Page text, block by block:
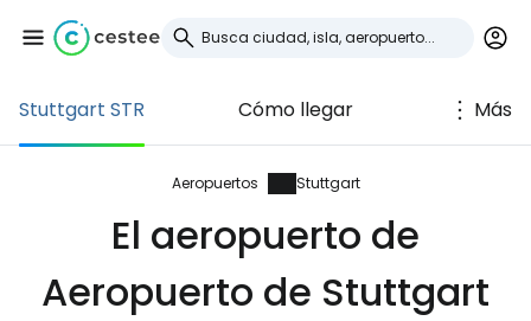
Stuttgart STR Cómo llegar Más
Aeropuertos Stuttgart
El aeropuerto de
Aeropuerto de Stuttgart
Iniciar sesión en
Cestee
... la comunidad mundial de viajeros